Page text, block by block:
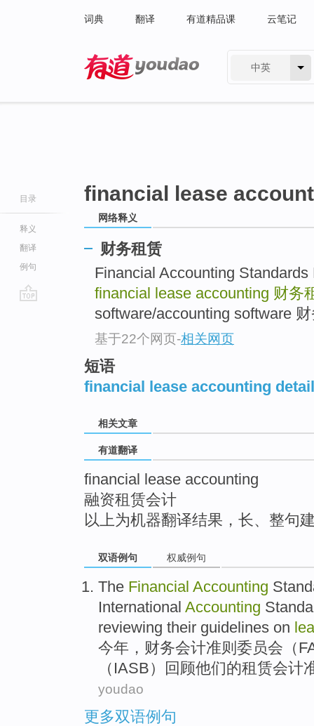
词典 翻译 有道精品课 云笔记
中英
目录
释义
翻译
例句
financial lease
网络释义
财务租赁
Financial Accounting
financial lease accounting 财务
software/accounting software
基于22个网页-相关网页
短语
financial lease accounting detail
相关文章
有道翻译
financial lease accounting
融资租赁会计
以上为机器翻译结果，长、整句
双语例句 权威例句
The Financial Accounting
International Accounting
reviewing their guidelines on
今年 ， 财务会计准则 委员会 （
（ IASB） 回顾他们的租赁会计
youdao
更多双语例句